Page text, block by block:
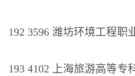
192 3596 潍坊环境工程职
193 4102 上海旅游高等专